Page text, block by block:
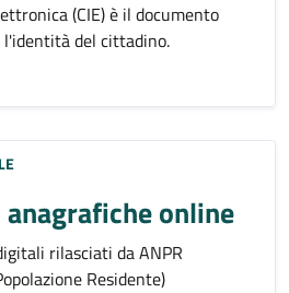
(CIE) è il documento
del cittadino.
online
rilasciati da ANPR
Residente)